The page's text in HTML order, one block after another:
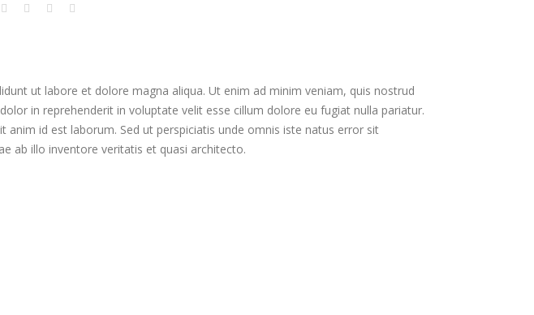
ut labore et dolore magna aliqua. Ut enim ad minim veniam, quis nostrud
in reprehenderit in voluptate velit esse cillum dolore eu fugiat nulla pariatur.
id est laborum. Sed ut perspiciatis unde omnis iste natus error sit
ab illo inventore veritatis et quasi architecto.